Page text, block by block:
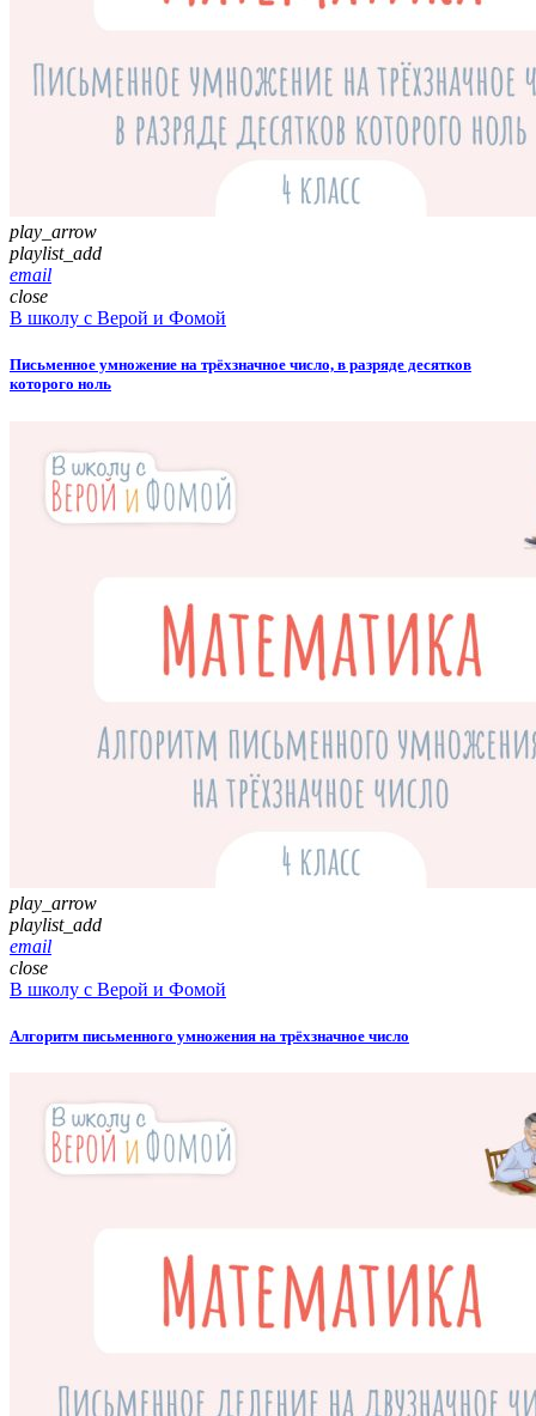
play_arrow
playlist_add
email
close
В школу с Верой и Фомой
Письменное умножение на трёхзначное число, в разряде десятков
которого ноль
play_arrow
playlist_add
email
close
В школу с Верой и Фомой
Алгоритм письменного умножения на трёхзначное число